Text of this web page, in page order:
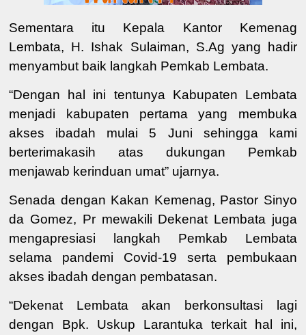
Sementara itu Kepala KantorKemenag
Lembata, H. Ishak Sulaiman, S.Ag yang hadir
menyambut baik langkah Pemkab Lembata.
“Dengan hal ini tentunya Kabupaten Lembata
menjadi kabupaten pertama yang membuka
akses ibadah mulai 5 Juni sehingga kami
berterimakasih atas dukungan Pemkab
menjawab kerinduan umat” ujarnya.
Senada dengan Kakan Kemenag, Pastor Sinyo
da Gomez, Pr mewakili Dekenat Lembata juga
mengapresiasi langkah Pemkab Lembata
selama pandemi Covid-19 serta pembukaan
akses ibadah dengan pembatasan.
“Dekenat Lembata akan berkonsultasi lagi
dengan Bpk. Uskup Larantuka terkait hal ini,